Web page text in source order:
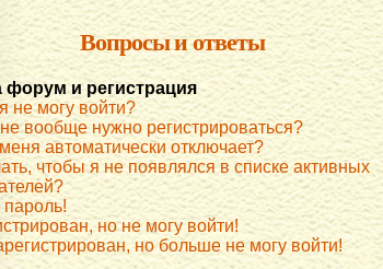
Вопросы и ответы
форум и регистрация
не могу войти?
вообще нужно регистрироваться?
автоматически отключает?
чтобы я не появлялся в списке активных
но не могу войти!
но больше не могу войти!